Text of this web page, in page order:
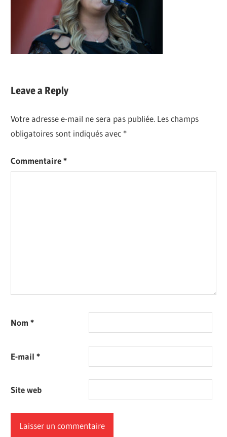
Leave a Reply
Votre adresse e-mail ne sera pas publiée. Les champs
obligatoires sont indiqués avec *
Commentaire*
Nom*
E-mail*
Site web